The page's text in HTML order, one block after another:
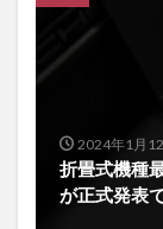
2024年1月
折畳式機種
が正式発表